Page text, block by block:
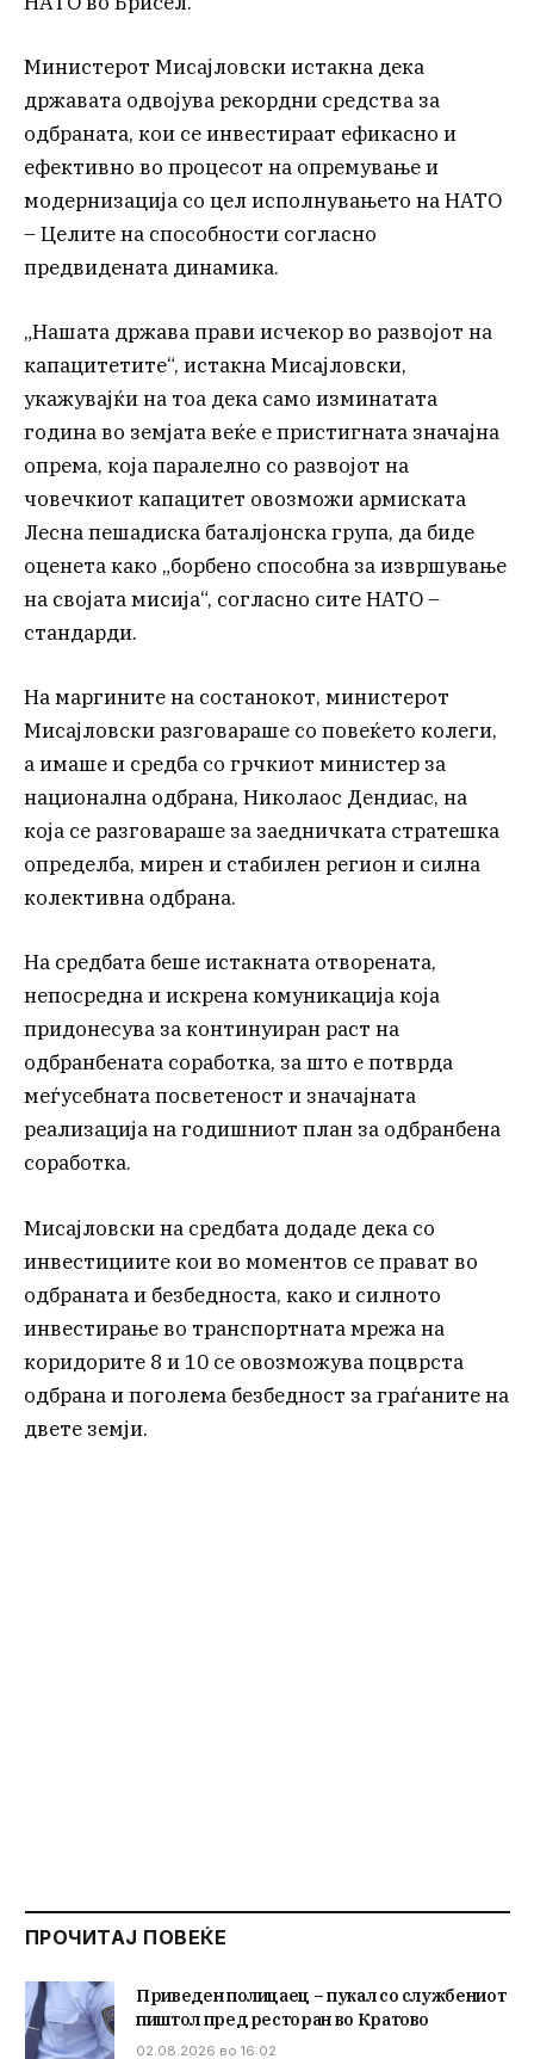
Министерот Мисајловски истакна дека
државата одвојува рекордни средства за
одбраната, кои се инвестираат ефикасно и
ефективно во процесот на опремување и
модернизација со цел исполнувањето на НАТО
– Целите на способности согласно
предвидената динамика.
„Нашата држава прави исчекор во развојот на
капацитетите“, истакна Мисајловски,
укажувајќи на тоа дека само изминатата
година во земјата веќе е пристигната значајна
опрема, која паралелно со развојот на
човечкиот капацитет овозможи армиската
Лесна пешадиска баталјонска група, да биде
оценета како „борбено способна за извршување
на својата мисија“, согласно сите НАТО –
стандарди.
На маргините на состанокот, министерот
Мисајловски разговараше со повеќето колеги,
а имаше и средба со грчкиот министер за
национална одбрана, Николаос Дендиас, на
која се разговараше за заедничката стратешка
определба, мирен и стабилен регион и силна
колективна одбрана.
На средбата беше истакната отворената,
непосредна и искрена комуникација која
придонесува за континуиран раст на
одбранбената соработка, за што е потврда
меѓусебната посветеност и значајната
реализација на годишниот план за одбранбена
соработка.
Мисајловски на средбата додаде дека со
инвестициите кои во моментов се прават во
одбраната и безбедноста, како и силното
инвестирање во транспортната мрежа на
коридорите 8 и 10 се овозможува поцврста
одбрана и поголема безбедност за граѓаните на
двете земји.
ПРОЧИТАЈ ПОВЕЌЕ
Приведен полицаец – пукал со службениот
пиштол пред ресторан во Кратово
02.08.2026 во 16:02